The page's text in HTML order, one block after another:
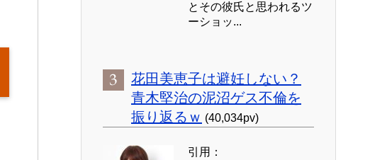
とその彼氏と思われるツ
ーショッ...
花田美恵子は避妊しない？
青木堅治の泥沼ゲス不倫を
振り返るｗ (40,034pv)
引用：